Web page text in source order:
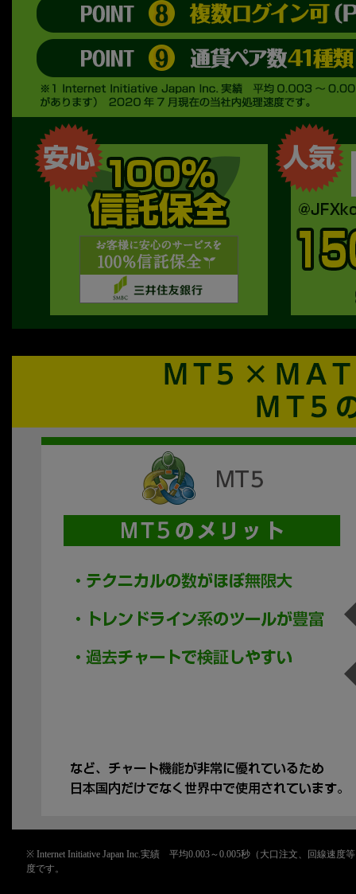
※ Internet Initiative Japan Inc.実績 平均0.003～0.005秒（大口注文、回線速
度です。